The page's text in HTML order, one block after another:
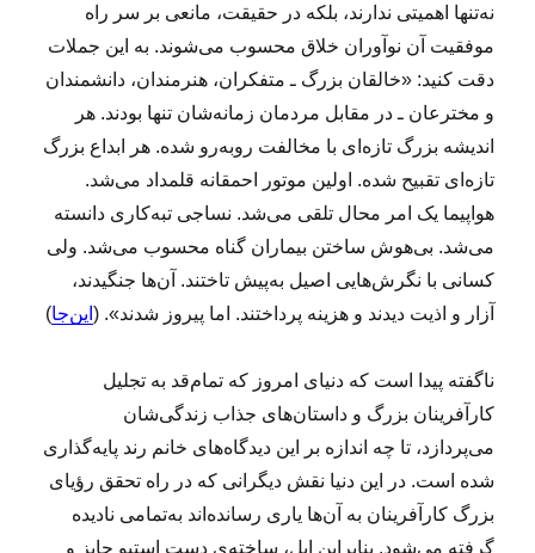
نه‌تنها اهمیتی ندارند، بلکه در حقیقت، مانعی بر سر راه
موفقیت آن نوآوران خلاق محسوب می‌شوند. به این جملات
دقت کنید: «خالقان بزرگ ـ متفکران، هنرمندان، دانشمندان
و مخترعان ـ در مقابل مردمان زمانه­‌­شان تنها بودند. هر
اندیشه بزرگ تازه‌­ای با مخالفت روبه‌­­رو شده. هر ابداع بزرگ
تازه‌­ای تقبیح شده. اولین موتور احمقانه قلمداد می‌­شد.
هواپیما یک امر محال تلقی می‌­شد. نساجی تبه‌کاری دانسته
می‌­شد. بی‌هوش ساختن بیماران گناه محسوب می‌­شد. ولی
کسانی با نگرش‌­هایی اصیل به‌پیش تاختند. آن‌ها جنگیدند،
آزار و اذیت دیدند و هزینه پرداختند. اما پیروز شدند». ( این‌جا)
ناگفته پیدا است که دنیای امروز که تمام‌قد به تجلیل
کارآفرینان بزرگ و داستان‌های جذاب زندگی‌شان
می‌پردازد، تا چه اندازه بر این دیدگاه‌های خانم رند پایه‌گذاری
شده است. در این دنیا نقش دیگرانی که در راه تحقق رؤیای
بزرگ کارآفرینان به آن‌ها یاری رسانده‌اند به‌تمامی نادیده
گرفته می‌شود. بنابراین اپل، ساخته‌ی دست استیو جابز و